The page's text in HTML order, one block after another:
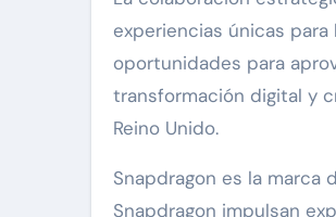
experiencias únicas
oportunidades para
transformación digital y
Reino Unido.
Snapdragon es la marca
Snapdragon impulsan